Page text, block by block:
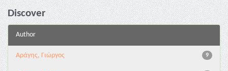
Discover
Author
9
Αράγης, Γιώργος